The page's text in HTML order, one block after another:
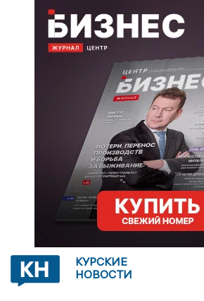
КУРСКИЕ
НОВОСТИ